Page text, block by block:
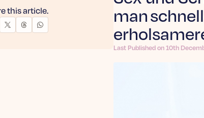
this article.
man
Last Published on 10th